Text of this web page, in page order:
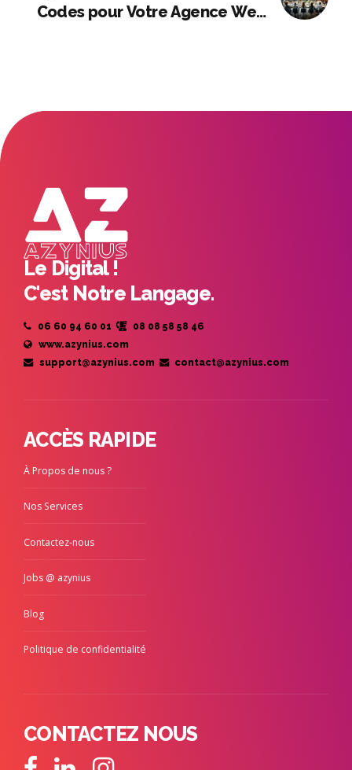
Codes pour Votre Agence Web:
Le Digital !
C'est Notre Langage.
06 60 94 60 01
08 08 58 58 46
www.azynius.com
support@azynius.com
contact@azynius.com
ACCÈS RAPIDE
À Propos de nous ?
Nos Services
Contactez-nous
Jobs @ azynius
Blog
Politique de confidentialité
CONTACTEZ NOUS